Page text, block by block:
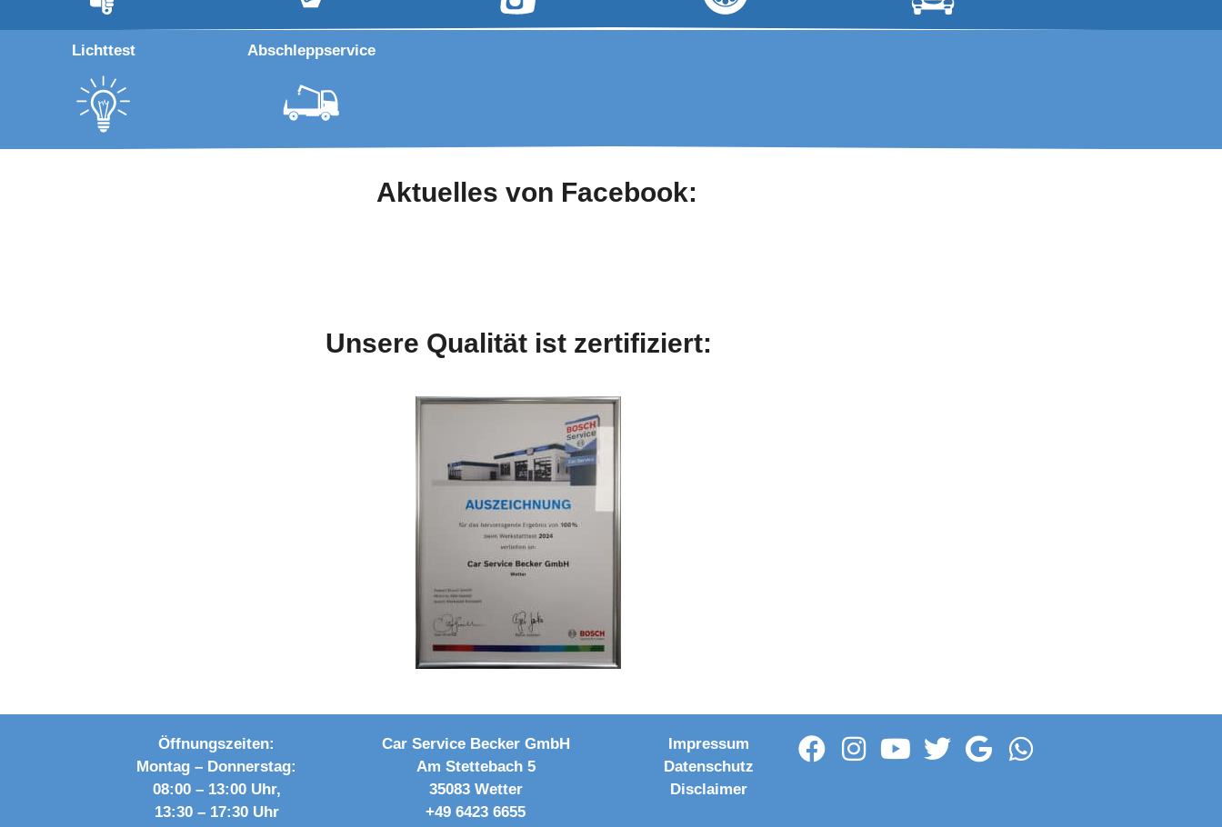
Lichttest Abschleppservice
Aktuelles von Facebook:
Unsere Qualität ist zertifiziert:
Öffnungszeiten:
Montag – Donnerstag:
08:00 – 13:00 Uhr,
13:30 – 17:30 Uhr
Car Service Becker GmbH
Am Stettebach 5
35083 Wetter
+49 6423 6655
Impressum
Datenschutz
Disclaimer